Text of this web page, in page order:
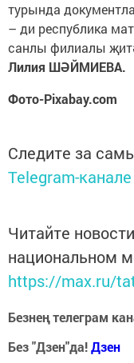
турында
– ди республика
санлы филиалы
Лилия ШӘЙМИЕВА.
Фото-Pixabay.com
Следите за
Telegram-канале
Читайте
национальном
https://max.ru/
Безнең телеграм
Без "Дзен"да!Дзен